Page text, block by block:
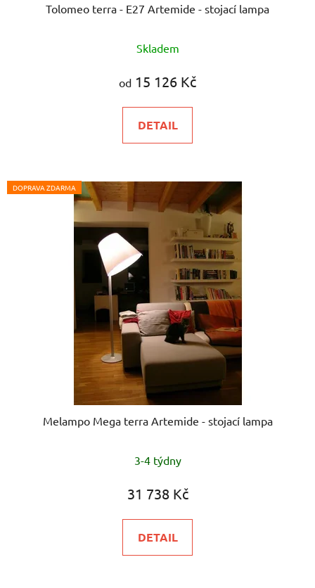
Tolomeo terra - E27 Artemide - stojací lampa
Skladem
od 15 126 Kč
DETAIL
DOPRAVA ZDARMA
Melampo Mega terra Artemide - stojací lampa
3-4 týdny
31 738 Kč
DETAIL